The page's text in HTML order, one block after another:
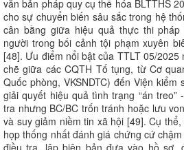
văn bản pháp quy cụ thể hóa BLTTHS
cho sự chuyển biến sâu sắc trong hệ
cân bằng giữa hiệu quả thực thi
người trong bối cảnh tội phạm xuyên
[48]. Ưu điểm nổi bật của TTLT 05/
chẽ giữa các CQTH Tố tụng, từ Cơ
Quốc phòng, VKSNDTC) đến Viện
giải quyết hiệu quả tình trạng “án
tra nhưng BC/BC trốn tránh hoặc lưu
và suy giảm niềm tin xã hội [49]. Cụ
họp thống nhất đánh giá chứng cứ
điều tra, lập biên bản đưa vào hồ sơ,